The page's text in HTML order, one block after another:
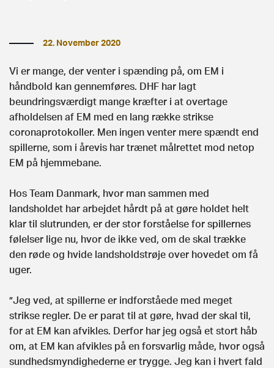
22. November 2020
Vi er mange, der venter i spænding på, om EM i
håndbold kan gennemføres. DHF har lagt
beundringsværdigt mange kræfter i at overtage
afholdelsen af EM med en lang række strikse
coronaprotokoller. Men ingen venter mere spændt end
spillerne, som i årevis har trænet målrettet mod netop
EM på hjemmebane.
Hos Team Danmark, hvor man sammen med
landsholdet har arbejdet hårdt på at gøre holdet helt
klar til slutrunden, er der stor forståelse for spillernes
følelser lige nu, hvor de ikke ved, om de skal trække
den røde og hvide landsholdstrøje over hovedet om få
uger.
”Jeg ved, at spillerne er indforståede med meget
strikse regler. De er parat til at gøre, hvad der skal til,
for at EM kan afvikles. Derfor har jeg også et stort håb
om, at EM kan afvikles på en forsvarlig måde, hvor også
sundhedsmyndighederne er trygge. Jeg kan i hvert fald